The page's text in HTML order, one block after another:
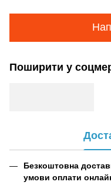
Поширити у
Безкоштовна
умови оплати